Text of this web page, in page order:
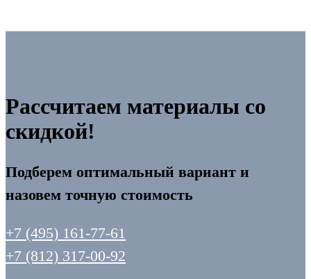
Рассчитаем материалы со
скидкой!
Подберем оптимальный вариант и
назовем точную стоимость
+7 (495) 161-77-61
+7 (812) 317-00-92